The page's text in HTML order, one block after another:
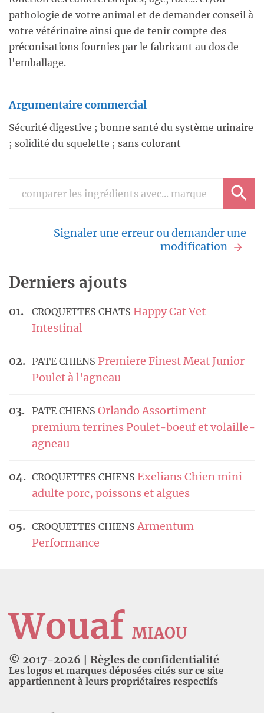
pathologie de votre animal et de demander conseil à
votre vétérinaire ainsi que de tenir compte des
préconisations fournies par le fabricant au dos de
l'emballage.
Argumentaire commercial
Sécurité digestive ; bonne santé du système urinaire
; solidité du squelette ; sans colorant
Signaler une erreur ou demander une
modification
Derniers ajouts
CROQUETTES CHATS Happy Cat Vet
Intestinal
PATE CHIENS Premiere Finest Meat Junior
Poulet à l'agneau
PATE CHIENS Orlando Assortiment
premium terrines Poulet-boeuf et volaille-
agneau
CROQUETTES CHIENS Exelians Chien mini
adulte porc, poissons et algues
CROQUETTES CHIENSArmentum
Performance
Wouaf MIAOU
© 2017-2026 Règles de confidentialité
Les logos et marques déposées cités sur ce site
appartiennent à leurs propriétaires respectifs